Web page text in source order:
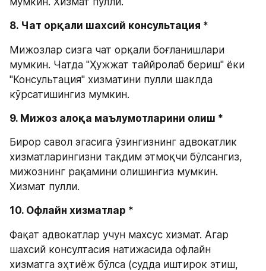
8. Чат орқали шахсий консультация *
Мижозлар сизга чат орқали боғланишлари
мумкин. Чатда "Ҳужжат таййролаб бериш" ёки
"Консультация" хизматини пулли шаклда
кўрсатишингиз мумкин.
9. Мижоз алоқа маълумотларини олиш *
Бирор савол эгасига ўзингизнинг адвокатлик
хизматларингизни тақдим этмоқчи бўлсангиз,
мижознинг рақамини олишингиз мумкин.
Хизмат пулли.
10. Офлайн хизматлар *
Фақат адвокатлар учун махсус хизмат. Агар
шахсий консултасия натижасида офлайн
хизматга эҳтиёж бўлса (судда иштирок этиш,